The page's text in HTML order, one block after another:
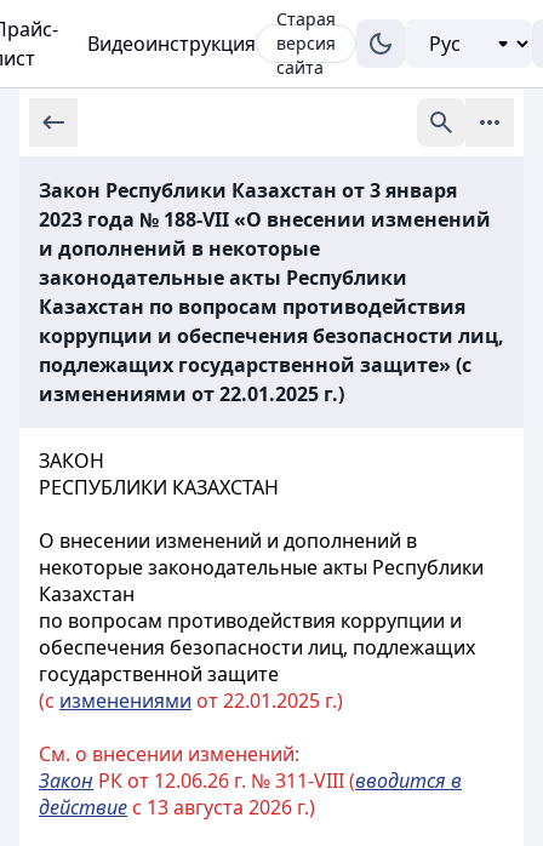
Видеоинструкция
Старая
версия
сайта
Закон Республики Казахстан от 3 января
2023 года № 188-VII «О внесении изменений
и дополнений в некоторые
законодательные акты Республики
Казахстан по вопросам противодействия
коррупции и обеспечения безопасности лиц,
подлежащих государственной защите» (с
изменениями от 22.01.2025 г.)
ЗАКОН
РЕСПУБЛИКИ КАЗАХСТАН
О внесении изменений и дополнений в
некоторые законодательные акты Республики
Казахстан
по вопросам противодействия коррупции и
обеспечения безопасности лиц, подлежащих
государственной защите
(с изменениями от 22.01.2025 г.)
См. о внесении изменений:
Закон РК от 12.06.26 г. № 311-VIII (вводится в
действие с 13 августа 2026 г.)